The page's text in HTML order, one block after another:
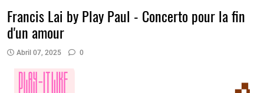
Francis Lai by Play Paul - Concerto pour la fin
d'un amour
Abril 07, 2025 0